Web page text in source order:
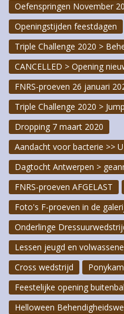
Oefenspringen November
Openingstijden feestdagen
Triple Challenge 2020 >
CANCELLED > Opening
FNRS-proeven 26 januari
Triple Challenge 2020 >
Dropping 7 maart 2020
Aandacht voor bacterie >>
Dagtocht Antwerpen >
FNRS-proeven AFGELAST
Foto's F-proeven in de
Onderlinge
Lessen jeugd en
Cross wedstrijd
Feestelijke opening
Helloween